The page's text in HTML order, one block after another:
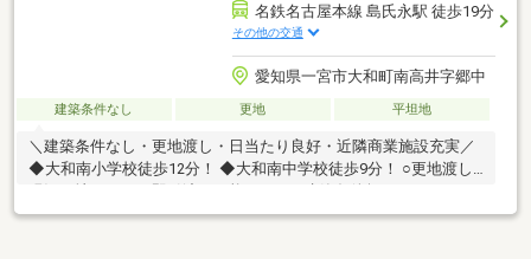
名鉄名古屋本線 島氏永駅 徒歩19分
その他の交通
愛知県一宮市大和町南高井字郷中
建築条件なし 更地 平坦地
＼建築条件なし・更地渡し・日当たり良好・近隣商業施設充実／
◆大和南小学校徒歩12分！ ◆大和南中学校徒歩9分！ ○更地渡し
現況更地のため、即引渡し可能です！ ○建築条件無